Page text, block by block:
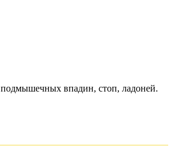
подмышечных впадин, стоп, ладоней.